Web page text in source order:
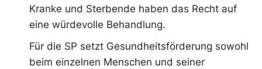
Kranke und Sterbende haben das Recht auf
eine würdevolle Behandlung.
Für die SP setzt Gesundheitsförderung sowohl
beim einzelnen Menschen und seiner